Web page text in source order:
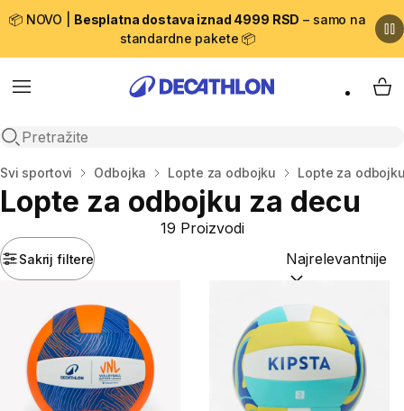
📦 NOVO | Besplatna dostava iznad 4999 RSD – samo na
standardne pakete 📦
Menu
Open search
My
Početna stranica
Svi sportovi Odbojka Lopte za odbojku Lopte za
Lopte za odbojku za decu
Sakrij filtere
19 Proizvodi
Sortiraj po: